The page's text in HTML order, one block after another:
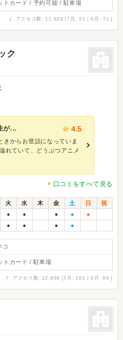
トカード / 予約可能 / 駐車場
↓ アクセス数: 11,629 [7月: 51 | 6月: 71 ]
ク
が... 4.5
きからお世話になっていま
れていて、どうぶつアニメ
口コミをすべて見る
火 水 木 金 土 日
祝
● ● ● ● ●
● ● ● ●
コ
トカード / 駐車場
↑ アクセス数: 12,868 [7月: 161 | 6月: 66 ]